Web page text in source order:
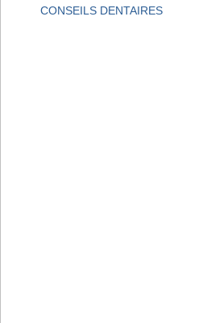
CONSEILS DENTAIRES